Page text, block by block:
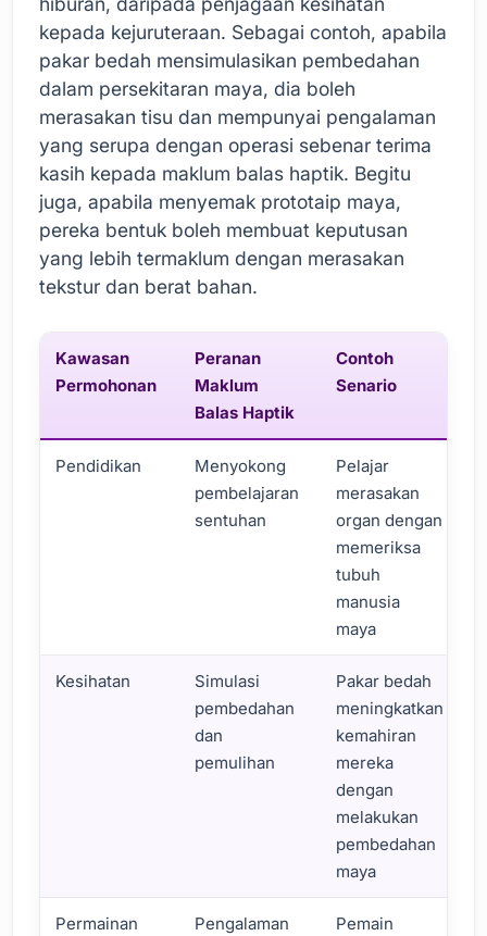
kepada kejuruteraan. Sebagai contoh, apabila
pakar bedah mensimulasikan pembedahan
dalam persekitaran maya, dia boleh
merasakan tisu dan mempunyai pengalaman
yang serupa dengan operasi sebenar terima
kasih kepada maklum balas haptik. Begitu
juga, apabila menyemak prototaip maya,
pereka bentuk boleh membuat keputusan
yang lebih termaklum dengan merasakan
tekstur dan berat bahan.
Kawasan
Permohonan
Peranan
Maklum
Balas Haptik
Contoh
Senario
Pendidikan
Menyokong
pembelajaran
sentuhan
Pelajar
merasakan
organ dengan
memeriksa
tubuh
manusia
maya
Kesihatan
Simulasi
pembedahan
dan
pemulihan
Pakar bedah
meningkatkan
kemahiran
mereka
dengan
melakukan
pembedahan
maya
Permainan
Pengalaman
Pemain